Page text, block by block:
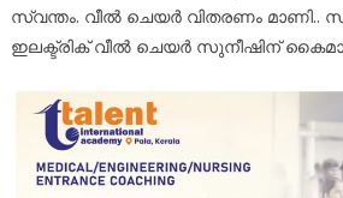
സ്വന്തം. വീൽ ചെയർ വിതരണം മാണി..
ഇലക്ട്രിക് വീൽ ചെയർ സുനീഷിന്